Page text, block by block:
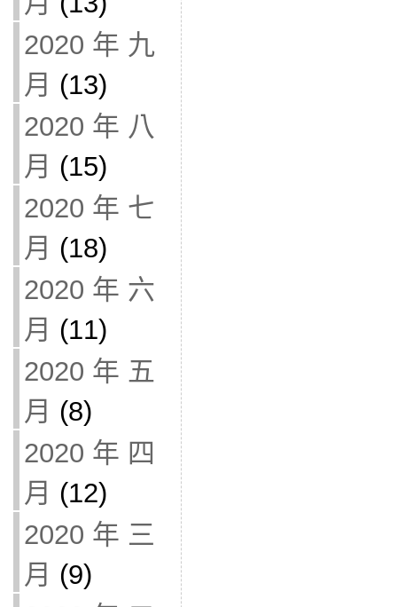
2020 年 九
月 (13)
2020 年 八
月 (15)
2020 年 七
月 (18)
2020 年 六
月 (11)
2020 年 五
月 (8)
2020 年 四
月 (12)
2020 年 三
月 (9)